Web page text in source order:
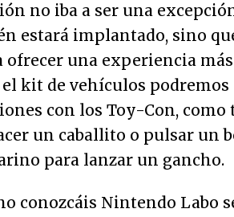
no iba a ser una
estará implantado, sino
ofrecer una experiencia
kit de vehículos
con los Toy-Con, como
un caballito o pulsar un
para lanzar un gancho.
conozcáis Nintendo Labo